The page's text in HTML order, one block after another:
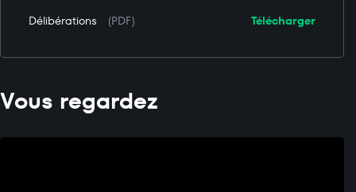
Télécharger
Délibérations (PDF)
Vous regardez